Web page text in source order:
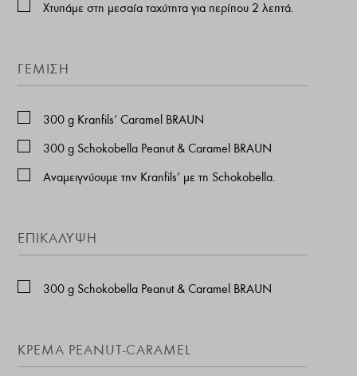
Χτυπάμε στη μεσαία ταχύτητα για περίπου 2 λεπτά.
ΓΈΜΙΣΗ
300 g Kranfils’ Caramel BRAUN
300 g Schokobella Peanut & Caramel BRAUN
Αναμειγνύουμε την Kranfils’ με τη Schokobella.
ΕΠΙΚΆΛΥΨΗ
300 g Schokobella Peanut & Caramel BRAUN
ΚΡΈΜΑ PEANUT-CARAMEL